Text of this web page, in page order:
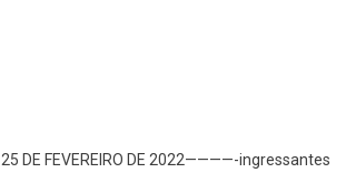
25 DE FEVEREIRO DE 2022————-ingressantes